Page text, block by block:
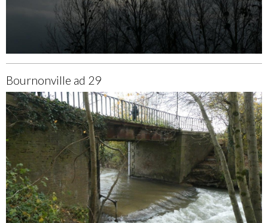
Bournonville ad 29